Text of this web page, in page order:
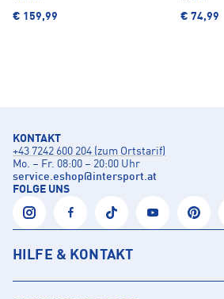
€ 159,99 € 74,99
KONTAKT
+43 7242 600 204 (zum Ortstarif)
Mo. – Fr. 08:00 – 20:00 Uhr
service.eshop@intersport.at
FOLGE UNS
HILFE & KONTAKT